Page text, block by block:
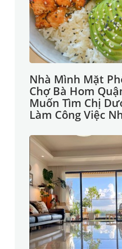
Nhà Mình Mặt
Chợ Bà Hom
Muốn Tìm Chị
Làm Công Việc